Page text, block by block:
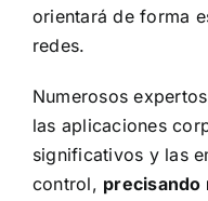
orientará de forma
redes.
Numerosos
las aplicaciones
significativos y las
control, precisando